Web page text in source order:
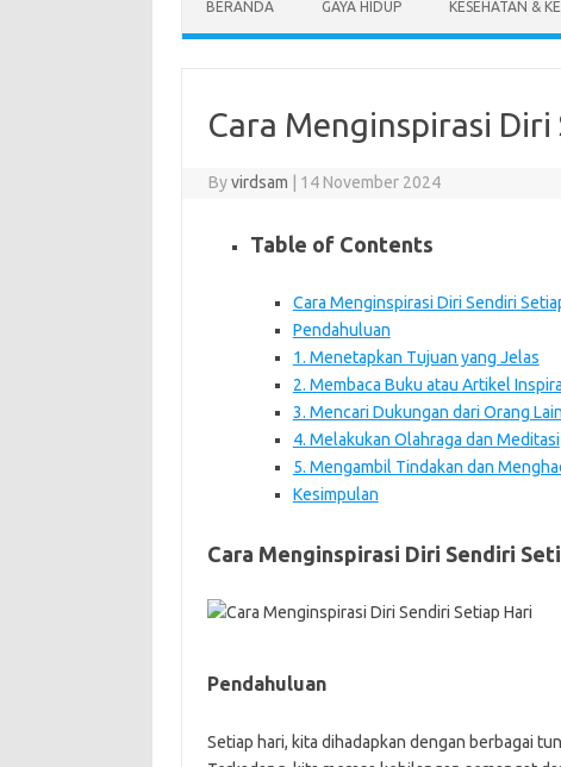
BERANDA GAYA HIDUP KESEHATAN &
Cara Menginspirasi
Byvirdsam 14 November 2024
Table of Contents
Cara Menginspirasi Diri Sendiri
Pendahuluan
1. Menetapkan Tujuan yang Jelas
2. Membaca Buku atau Artikel
3. Mencari Dukungan dari Orang Lain
4. Melakukan Olahraga dan Meditasi
5. Mengambil Tindakan dan
Kesimpulan
Cara Menginspirasi Diri Sendiri
Pendahuluan
Setiap hari, kita dihadapkan dengan berbagai